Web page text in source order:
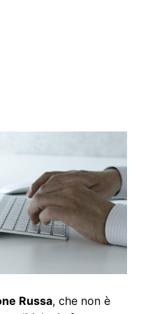
Russa, che non è